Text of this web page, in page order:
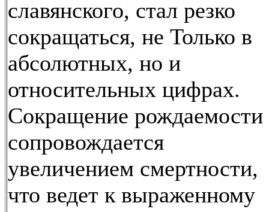
славянского, стал резко
сокращаться, не Только в
абсолютных, но и
относительных цифрах.
Сокращение рождаемости
сопровождается
увеличением смертности,
что ведет к выраженному